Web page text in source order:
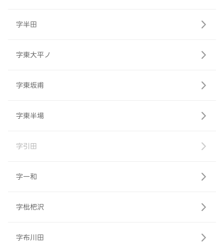
字半田
字東大平ノ
字東坂甫
字東半場
字引田
字一和
字枇杷沢
字布川田